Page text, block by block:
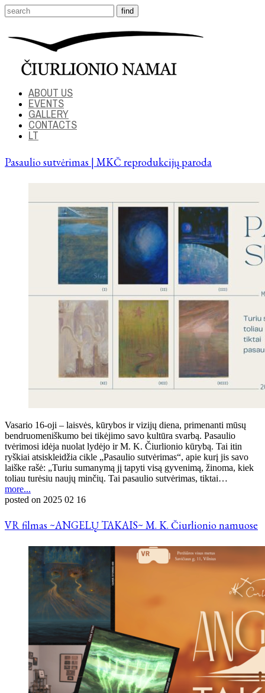
ABOUT US
EVENTS
GALLERY
CONTACTS
LT
Pasaulio sutvėrimas | MKČ reprodukcijų paroda
Vasario 16-oji – laisvės, kūrybos ir vizijų diena, primenanti mūsų
bendruomeniškumo bei tikėjimo savo kultūra svarbą. Pasaulio
tvėrimosi idėja nuolat lydėjo ir M. K. Čiurlionio kūrybą. Tai itin
ryškiai atsiskleidžia cikle „Pasaulio sutvėrimas“, apie kurį jis savo
laiške rašė: „Turiu sumanymą jį tapyti visą gyvenimą, žinoma, kiek
toliau turėsiu naujų minčių. Tai pasaulio sutvėrimas, tiktai…
more...
posted on 2025 02 16
VR filmas ~ANGELŲ TAKAIS~ M. K. Čiurlionio namuose